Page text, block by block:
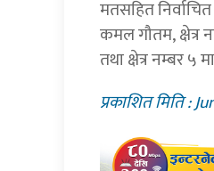
मतसहित
कमल गौतम, क्षेत्र
तथा क्षेत्र नम्बर ५
प्रकाशित मिति :